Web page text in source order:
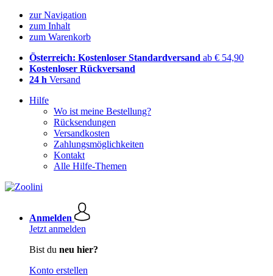
zur Navigation
zum Inhalt
zum Warenkorb
Österreich: Kostenloser Standardversand ab € 54,90
Kostenloser Rückversand
24 h Versand
Hilfe
Wo ist meine Bestellung?
Rücksendungen
Versandkosten
Zahlungsmöglichkeiten
Kontakt
Alle Hilfe-Themen
Anmelden
Jetzt anmelden
Bist du neu hier?
Konto erstellen